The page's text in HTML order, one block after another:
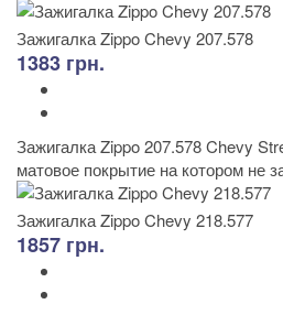
Зажигалка Zippo Chevy 207.578
1383 грн.
Зажигалка Zippo 207.578 Chevy
матовое покрытие на котором не
Зажигалка Zippo Chevy 218.577
1857 грн.